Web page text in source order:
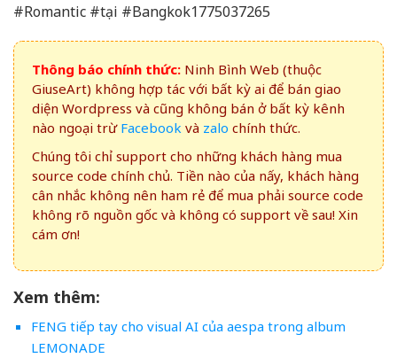
#Romantic #tại #Bangkok1775037265
Thông báo chính thức: Ninh Bình Web (thuộc
GiuseArt) không hợp tác với bất kỳ ai để bán giao
diện Wordpress và cũng không bán ở bất kỳ kênh
nào ngoại trừ Facebook và zalo chính thức.
Chúng tôi chỉ support cho những khách hàng mua
source code chính chủ. Tiền nào của nấy, khách hàng
cân nhắc không nên ham rẻ để mua phải source code
không rõ nguồn gốc và không có support về sau! Xin
cám ơn!
Xem thêm:
FENG tiếp tay cho visual AI của aespa trong album
LEMONADE